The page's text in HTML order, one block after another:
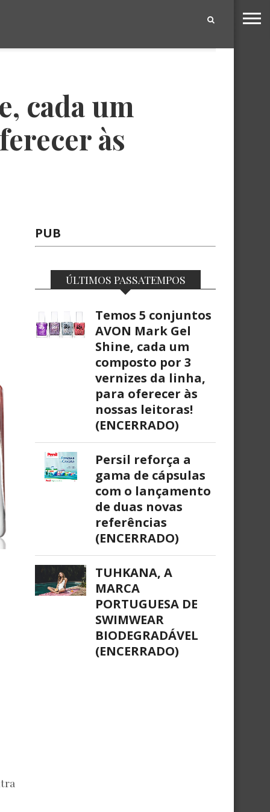
cada um
às
PUB
ÚLTIMOS PASSATEMPOS
Temos 5 conjuntos
AVON Mark Gel
Shine, cada um
composto por 3
vernizes da linha,
para oferecer às
nossas leitoras!
(ENCERRADO)
Persil reforça a
gama de cápsulas
com o lançamento
de duas novas
referências
(ENCERRADO)
TUHKANA, A
MARCA
PORTUGUESA DE
SWIMWEAR
BIODEGRADÁVEL
(ENCERRADO)